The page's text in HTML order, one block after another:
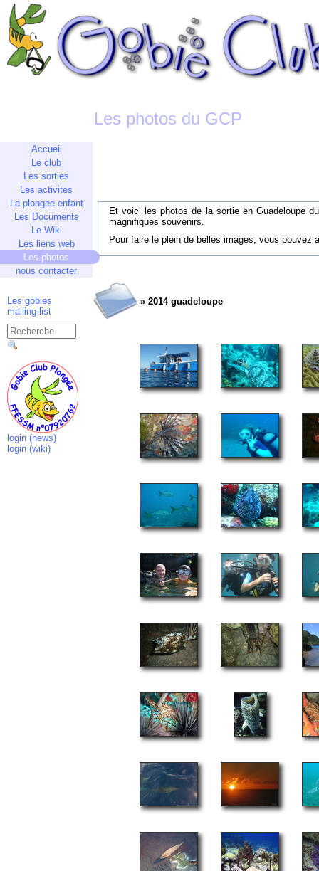
Les photos du GCP
Accueil
Le club
Les sorties
Les activites
La plongee enfant
Les Documents
Le Wiki
Les liens web
Les photos
nous contacter
Les gobies
mailing-list
login (news)
login (wiki)
Et voici les photos de la sortie en Guadeloupe
magnifiques souvenirs.
Pour faire le plein de belles images, vous pouvez
» 2014 guadeloupe